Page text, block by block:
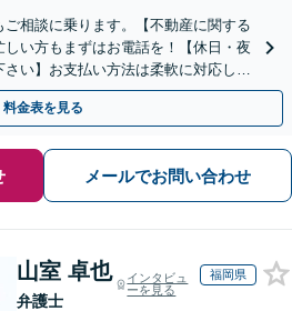
相談に乗ります。【不動産に関する
い方もまずはお電話を！【休日・夜
い】お支払い方法は柔軟に対応しま
円／完全成功報酬制あり】
料金表を見る
メールでお問い合わせ
山室 卓也
弁護士
インタビュ
ーを見る
福岡県